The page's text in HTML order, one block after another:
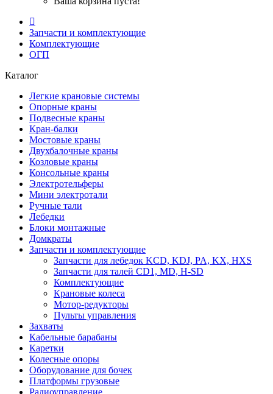
Запчасти и комплектующие
Комплектующие
ОГП
Каталог
Легкие крановые системы
Опорные краны
Подвесные краны
Кран-балки
Мостовые краны
Двухбалочные краны
Козловые краны
Консольные краны
Электротельферы
Мини электротали
Ручные тали
Лебедки
Блоки монтажные
Домкраты
Запчасти и комплектующие
Запчасти для лебедок KCD, KDJ, PA, KX, HXS
Запчасти для талей CD1, MD, H-SD
Комплектующие
Крановые колеса
Мотор-редукторы
Пульты управления
Захваты
Кабельные барабаны
Каретки
Колесные опоры
Оборудование для бочек
Платформы грузовые